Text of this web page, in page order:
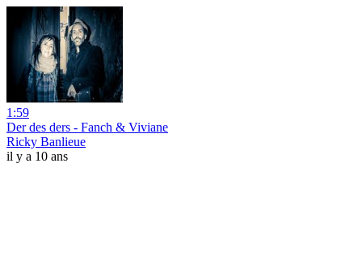
1:59
Der des ders - Fanch & Viviane
Ricky Banlieue
il y a 10 ans